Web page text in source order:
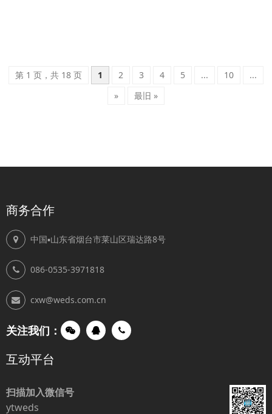
第 1 页，共 18 页 1 2 3 4 5 ... 10
...
»
最旧 »
商务合作
中国▪山东省烟台市莱山区瑞达路8号
086-0535-3971818
cxw@weds.com.cn
关注我们：
互动平台
扫描加入微信号
ytweds